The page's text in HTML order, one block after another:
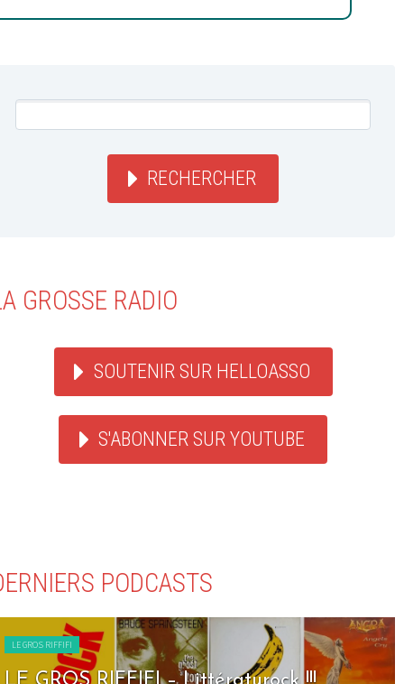
RECHERCHER
GROSSE RADIO
SOUTENIR SUR HELLOASSO
S'ABONNER SUR YOUTUBE
PODCASTS
LE GROS RIFFIFI